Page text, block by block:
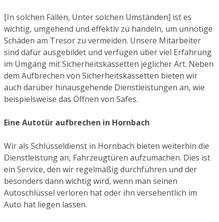
[In solchen Fällen, Unter solchen Umständen] ist es
wichtig, umgehend und effektiv zu handeln, um unnötige
Schäden am Tresor zu vermeiden. Unsere Mitarbeiter
sind dafür ausgebildet und verfügen über viel Erfahrung
im Umgang mit Sicherheitskassetten jeglicher Art. Neben
dem Aufbrechen von Sicherheitskassetten bieten wir
auch darüber hinausgehende Dienstleistungen an, wie
beispielsweise das Öffnen von Safes.
Eine Autotür aufbrechen in Hornbach
Wir als Schlüsseldienst in Hornbach bieten weiterhin die
Dienstleistung an, Fahrzeugtüren aufzumachen. Dies ist
ein Service, den wir regelmäßig durchführen und der
besonders dann wichtig wird, wenn man seinen
Autoschlüssel verloren hat oder ihn versehentlich im
Auto hat liegen lassen.